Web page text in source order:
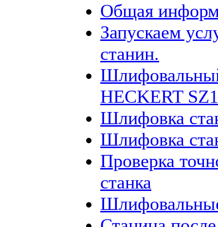
Общая
Запускаем
станин.
HECKERT
Шлифовка
Шлифовка
Проверка
станка